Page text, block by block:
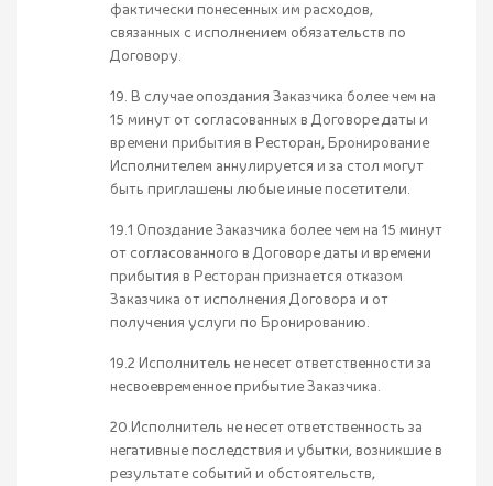
фактически понесенных им расходов,
связанных с исполнением обязательств по
Договору.
19. В случае опоздания Заказчика более чем на
15 минут от согласованных в Договоре даты и
времени прибытия в Ресторан, Бронирование
Исполнителем аннулируется и за стол могут
быть приглашены любые иные посетители.
19.1 Опоздание Заказчика более чем на 15 минут
от согласованного в Договоре даты и времени
прибытия в Ресторан признается отказом
Заказчика от исполнения Договора и от
получения услуги по Бронированию.
19.2 Исполнитель не несет ответственности за
несвоевременное прибытие Заказчика.
20.Исполнитель не несет ответственность за
негативные последствия и убытки, возникшие в
результате событий и обстоятельств,